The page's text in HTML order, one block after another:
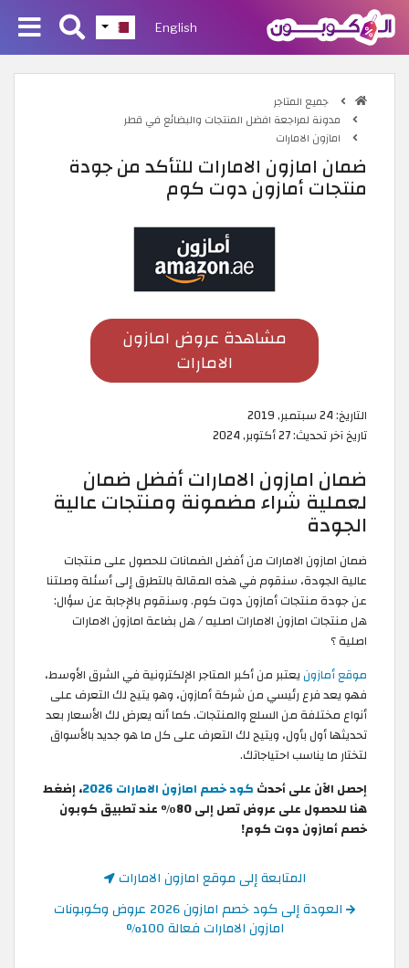
English
جميع المتاجر
مدونة لمراجعة افضل المنتجات والبضائع في قطر
امازون الامارات
ضمان امازون الامارات للتأكد من جودة
منتجات أمازون دوت كوم
مشاهدة عروض امازون
الامارات
التاريخ:24 سبتمبر, 2019
تاريخ آخر تحديث:27 أكتوبر, 2024
ضمان امازون الامارات أفضل ضمان
لعملية شراء مضمونة ومنتجات عالية
الجودة
ضمان امازون الامارات من أفضل الضمانات للحصول على منتجات
عالية الجودة، سنقوم في هذه المقالة بالتطرق إلى أسئلة وصلتنا
عن جودة منتجات أمازون دوت كوم. وسنقوم بالإجابة عن سؤال:
هل منتجات امازون الامارات اصليه / هل بضاعة امازون الامارات
اصلية ؟
موقع أمازونيعتبر من أكبر المتاجر الإلكترونية في الشرق الأوسط،
فهو يعد فرع رئيسي من شركة أمازون، وهو يتيح لك التعرف على
أنواع مختلفة من السلع والمنتجات. كما أنه يعرض لك الأسعار بعد
تحديثها أول بأول، ويتيح لك التعرف على كل ما هو جديد بالأسواق
لتختار ما يناسب احتياجاتك.
إحصل الآن على أحدث كود خصم امازون الامارات 2026
، إضغط
هنا للحصول على عروض تصل إلى 80٪ عند تطبيق كوبون
خصم أمازون دوت كوم!
المتابعة إلى موقع امازون الامارات
العودة إلى كود خصم امازون 2026 عروض وكوبونات
امازون الامارات فعالة 100%